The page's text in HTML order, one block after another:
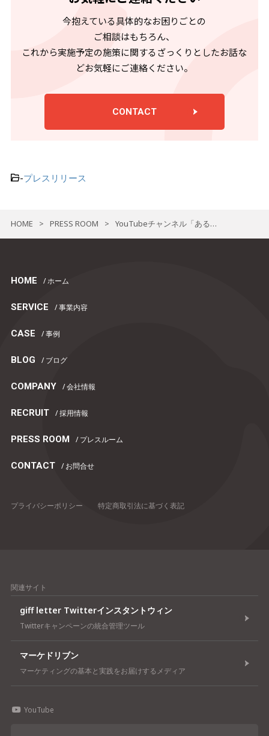
今抱えている具体的なお困りごとの
ご相談はもちろん、
これから実施予定の施策に関するざっくりとしたお話な
どお気軽にご連絡ください。
CONTACT
-プレスリリース
HOME > PRESS ROOM > YouTubeチャンネル「あるごめとりい」登録者数100万人突破のお知らせ
HOME / ホーム
SERVICE / 事業内容
CASE / 事例
BLOG / ブログ
COMPANY / 会社情報
RECRUIT / 採用情報
PRESS ROOM / プレスルーム
CONTACT / お問合せ
プライバシーポリシー 特定商取引法に基づく表記
関連サイト
giff letter Twitterインスタントウィン
Twitterキャンペーンの統合管理ツール
マーケドリブン
マーケティングの基本と実践をお届けするメディア
YouTube